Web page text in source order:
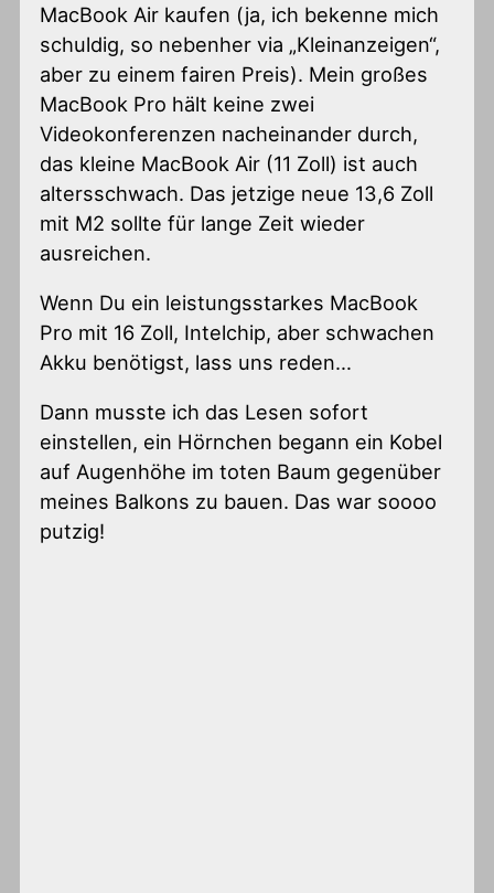
MacBook Air kaufen (ja, ich bekenne mich
schuldig, so nebenher via „Kleinanzeigen“,
aber zu einem fairen Preis). Mein großes
MacBook Pro hält keine zwei
Videokonferenzen nacheinander durch,
das kleine MacBook Air (11 Zoll) ist auch
altersschwach. Das jetzige neue 13,6 Zoll
mit M2 sollte für lange Zeit wieder
ausreichen.
Wenn Du ein leistungsstarkes MacBook
Pro mit 16 Zoll, Intelchip, aber schwachen
Akku benötigst, lass uns reden…
Dann musste ich das Lesen sofort
einstellen, ein Hörnchen begann ein Kobel
auf Augenhöhe im toten Baum gegenüber
meines Balkons zu bauen. Das war soooo
putzig!